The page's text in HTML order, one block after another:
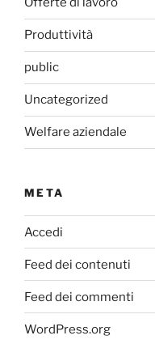
Produttività
public
Uncategorized
Welfare aziendale
META
Accedi
Feed dei contenuti
Feed dei commenti
WordPress.org